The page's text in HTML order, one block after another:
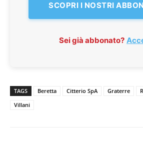
SCOPRI I NOSTRI
Sei già abbonato?
TAGS Beretta Citterio SpA Graterre
Villani